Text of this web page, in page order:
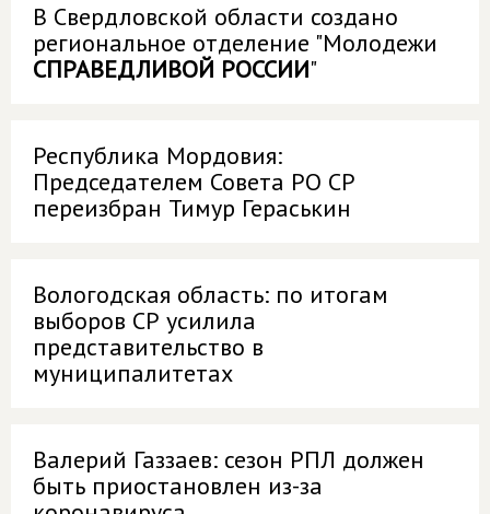
В Свердловской области создано
региональное отделение "Молодежи
СПРАВЕДЛИВОЙ РОССИИ"
Республика Мордовия:
Председателем Совета РО СР
переизбран Тимур Гераськин
Вологодская область: по итогам
выборов СР усилила
представительство в
муниципалитетах
Валерий Газзаев: сезон РПЛ должен
быть приостановлен из-за